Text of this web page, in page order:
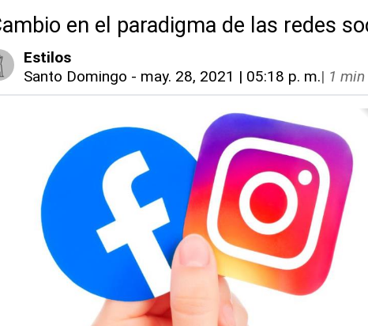
en el paradigma de las redes
Estilos
Santo Domingo - may. 28, 2021 | 05:18 p. m.| 1